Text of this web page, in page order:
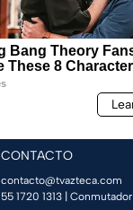
CONTACTO
contacto@tvazteca.com
55 1720 1313 | Conmutador